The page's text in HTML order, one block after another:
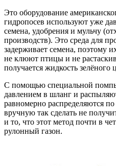
Это оборудование
гидропосев используют уже
семена, удобрения и мульчу
производств). Это среда для
задерживает семена, поэтому
не клюют птицы и не
получается жидкость зелёного
С помощью специальной
давлением в шланг и
равномерно распределяются
вручную так сделать не
и то, что этот метод почти в
рулонный газон.